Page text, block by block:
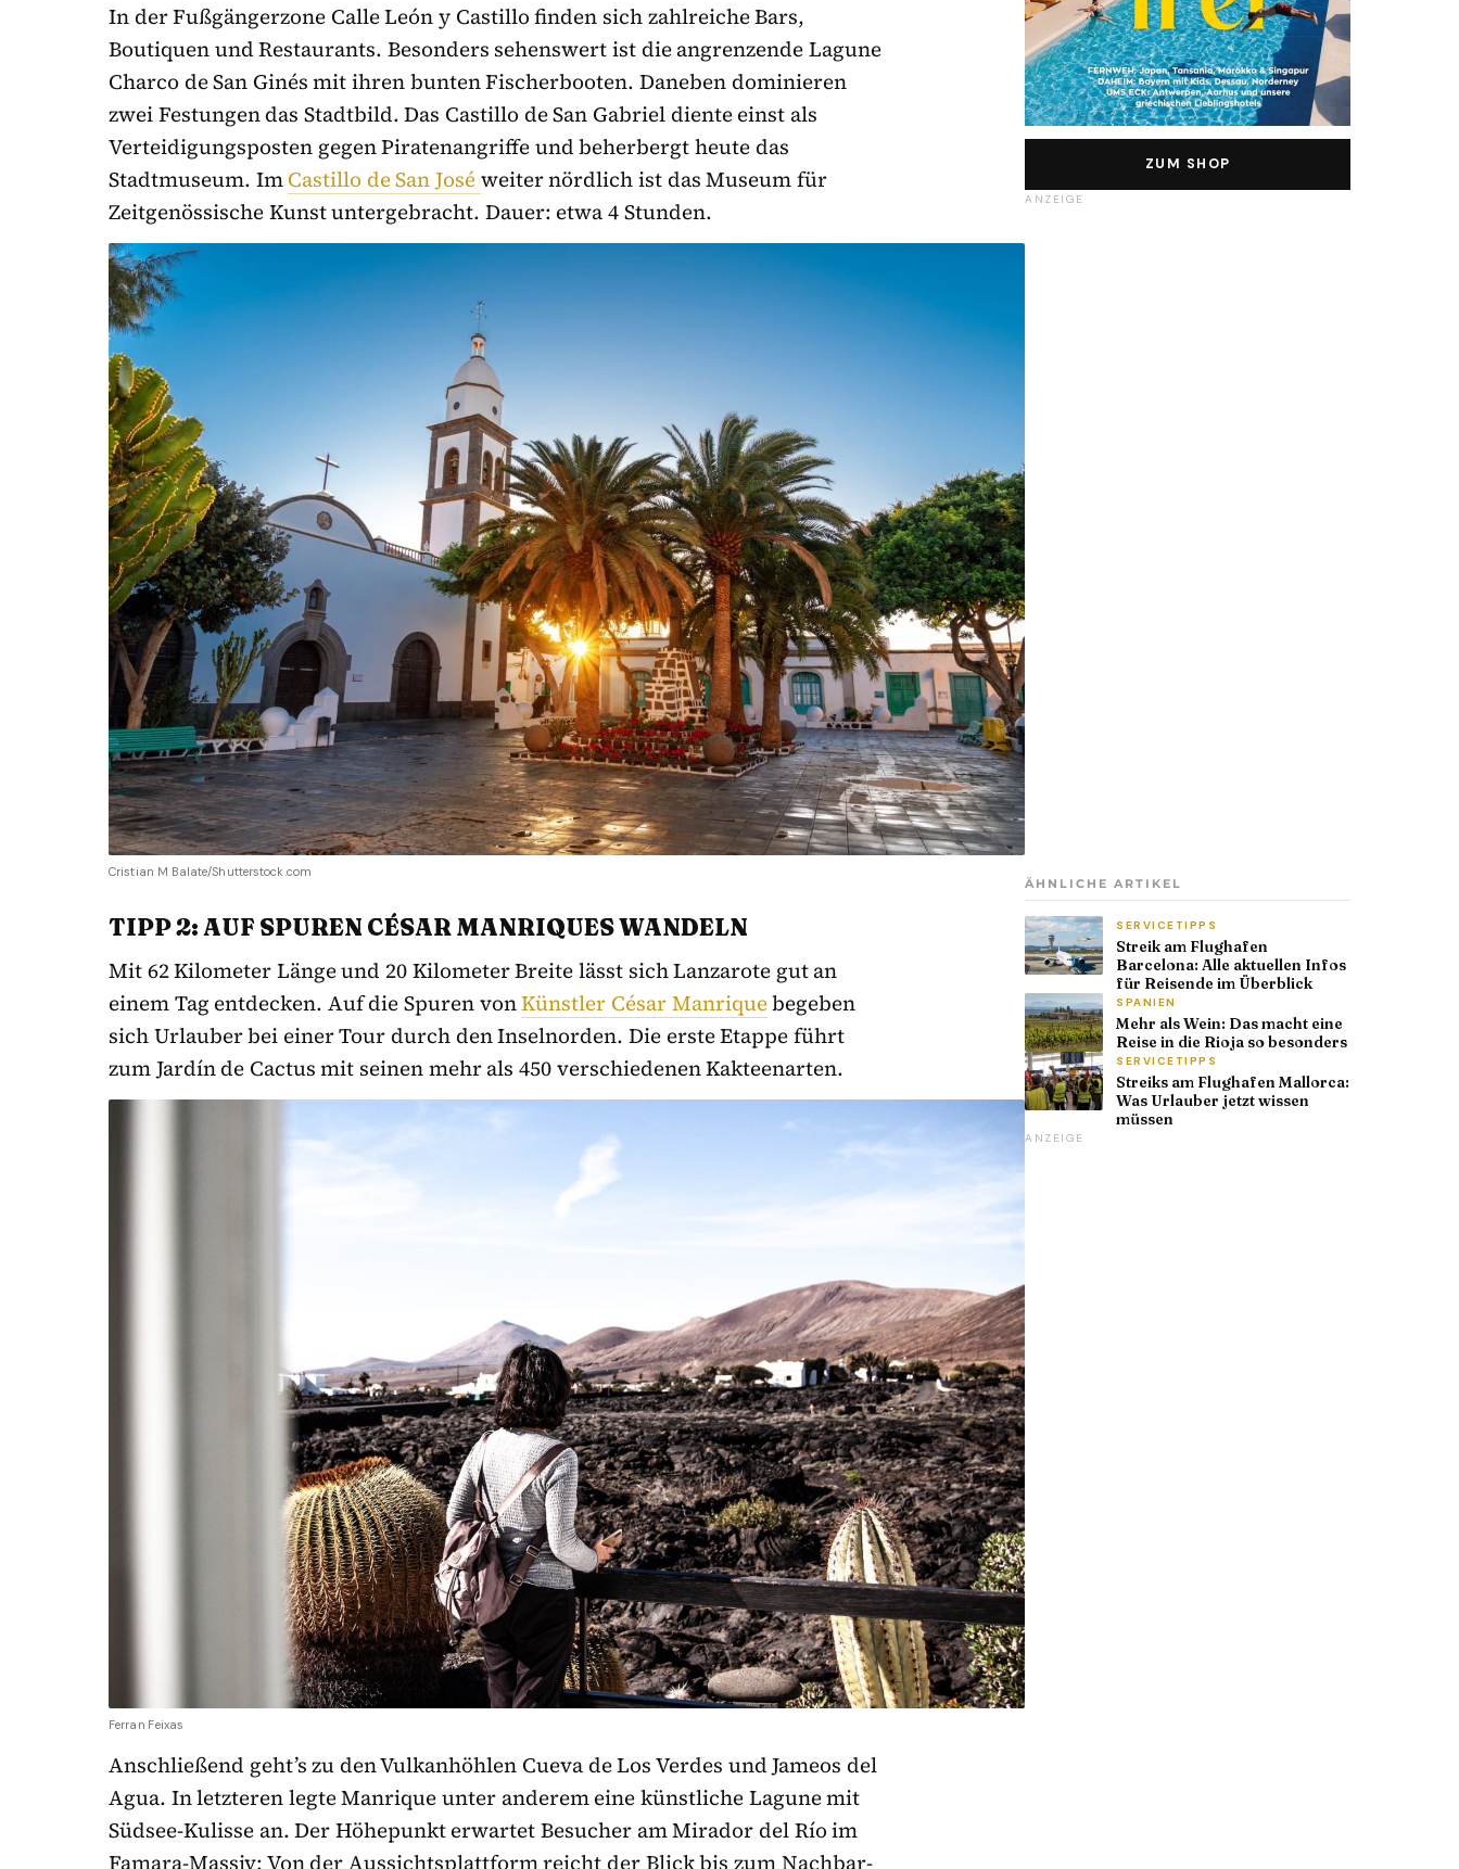
In der Fußgängerzone Calle León y Castillo finden sich zahlreiche Bars,
Boutiquen und Restaurants. Besonders sehenswert ist die angrenzende Lagune
Charco de San Ginés mit ihren bunten Fischerbooten. Daneben dominieren
zwei Festungen das Stadtbild. Das Castillo de San Gabriel diente einst als
Verteidigungsposten gegen Piratenangriffe und beherbergt heute das
Stadtmuseum. ImCastillo de San Joséweiter nördlich ist das Museum für
Zeitgenössische Kunst untergebracht. Dauer: etwa 4 Stunden.
Cristian M Balate/Shutterstock.com
TIPP 2: AUF SPUREN CÉSAR MANRIQUES WANDELN
Mit 62 Kilometer Länge und 20 Kilometer Breite lässt sich Lanzarote gut an
einem Tag entdecken. Auf die Spuren vonKünstler César Manriquebegeben
sich Urlauber bei einer Tour durch den Inselnorden. Die erste Etappe führt
zum Jardín de Cactus mit seinen mehr als 450 verschiedenen Kakteenarten.
Ferran Feixas
Anschließend geht’s zu den Vulkanhöhlen Cueva de Los Verdes und Jameos del
Agua. In letzteren legte Manrique unter anderem eine künstliche Lagune mit
Südsee-Kulisse an. Der Höhepunkt erwartet Besucher am Mirador del Río im
Famara-Massiv: Von der Aussichtsplattform reicht der Blick bis zum Nachbar-
ZUM SHOP
ANZEIGE
ÄHNLICHE ARTIKEL
SERVICETIPPS
Streik am Flughafen
Barcelona: Alle aktuellen Infos
für Reisende im Überblick
SPANIEN
Mehr als Wein: Das macht eine
Reise in die Rioja so besonders
SERVICETIPPS
Streiks am Flughafen Mallorca:
Was Urlauber jetzt wissen
müssen
ANZEIGE